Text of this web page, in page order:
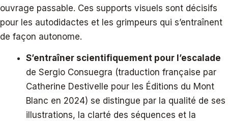
ouvrage passable. Ces supports visuels sont décisifs
pour les autodidactes et les grimpeurs qui s’entraînent
de façon autonome.
S’entraîner scientifiquement pour l’escalade
de Sergio Consuegra (traduction française par
Catherine Destivelle pour les Éditions du Mont
Blanc en 2024) se distingue par la qualité de ses
illustrations, la clarté des séquences et la